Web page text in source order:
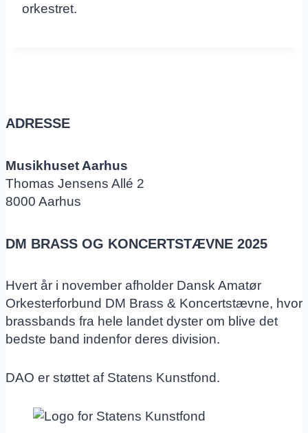
orkestret.
ADRESSE
Musikhuset Aarhus
Thomas Jensens Allé 2
8000 Aarhus
DM BRASS OG KONCERTSTÆVNE 2025
Hvert år i november afholder Dansk Amatør
Orkesterforbund DM Brass & Koncertstævne, hvor
brassbands fra hele landet dyster om blive det
bedste band indenfor deres division.
DAO er støttet af Statens Kunstfond.